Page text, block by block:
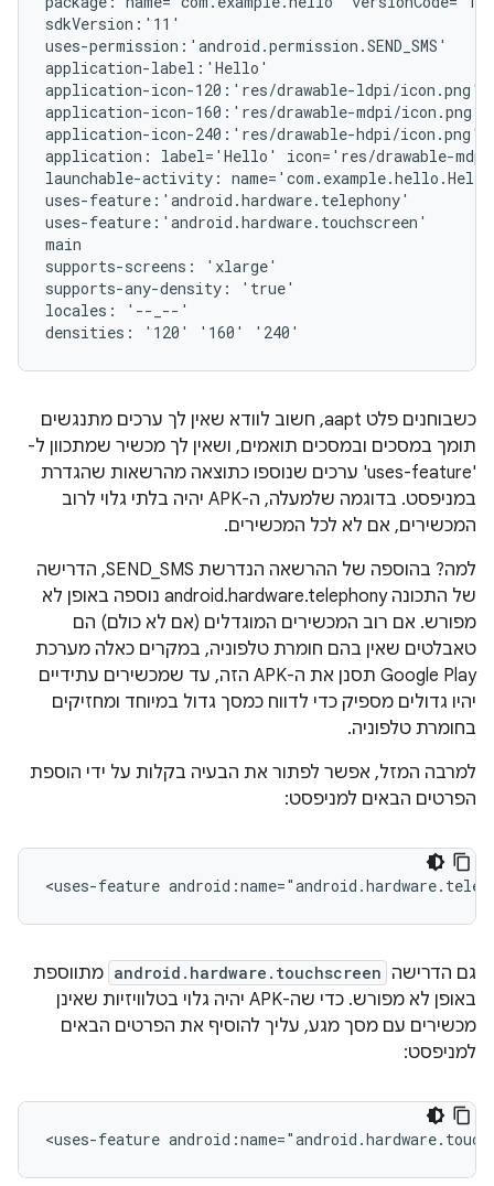
sdkVersion:'11'
uses-permission:'android.permission.SEND_SMS'
application-label:'Hello'
application-icon-120:'res/drawable-ldpi/icon.png'
application-icon-160:'res/drawable-mdpi/icon.png'
application-icon-240:'res/drawable-hdpi/icon.png'
application: label='Hello' icon='res/drawable-
launchable-activity:
uses-feature:'android.hardware.telephony'
uses-feature:'android.hardware.touchscreen'
main
supports-screens: 'xlarge'
supports-any-density: 'true'
locales: '--_--'
כשבוחנים פלט aapt, חשוב לוודא שאין לך ערכים מתנגשים
תומך במסכים ובמסכים תואמים, ושאין לך מכשיר שמתכוון ל-
'uses-feature' ערכים שנוספו כתוצאה מהרשאות שהגדרת
במניפסט. בדוגמה שלמעלה, ה-APK יהיה בלתי גלוי לרוב
המכשירים, אם לא לכל המכשירים.
למה? בהוספה של ההרשאה הנדרשת SEND_SMS, הדרישה
של התכונה android.hardware.telephony נוספה באופן לא
מפורש. אם רוב המכשירים המוגדלים (אם לא כולם) הם
טאבלטים שאין בהם חומרת טלפוניה, במקרים כאלה מערכת
Google Play תסנן את ה-APK הזה, עד שמכשירים עתידיים
יהיו גדולים מספיק כדי לדווח כמסך גדול במיוחד ומחזיקים
בחומרת טלפוניה.
למרבה המזל, אפשר לפתור את הבעיה בקלות על ידי הוספת
הפרטים הבאים למניפסט:
<uses-feature
גם הדרישה android.hardware.touchscreen מתווספת
באופן לא מפורש. כדי שה-APK יהיה גלוי בטלוויזיות שאינן
מכשירים עם מסך מגע, עליך להוסיף את הפרטים הבאים
למניפסט:
<uses-feature